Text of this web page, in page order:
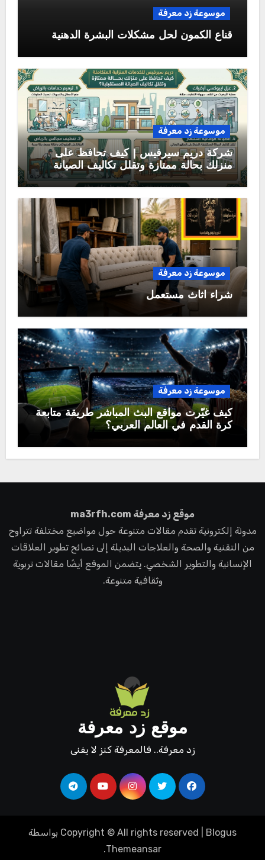
موسوعة زد معرفة
قناع الكمون لحل مشكلات البشرة الدهنية
موسوعة زد معرفة
شركة دريم سيرفيس | كيف تحافظ على
منزلك بحالة ممتازة وتقلل تكاليف الصيانة
المستقبلية؟
موسوعة زد معرفة
شراء اثاث مستعمل
موسوعة زد معرفة
كيف غيّرت مواقع البث المباشر طريقة متابعة
كرة القدم في العالم العربي؟
موقع زد معرفة ma3rfh.com
مدونة إلكترونية تقدم مقالات متنوعة حول مواضيع مختلفة تتراوح
من التقنية والصحة والعلاجات البديلة إلى نصائح تطوير العلاقات
الإنسانية والتطوير الشخصي. يتضمن الموقع أيضًا مقالات تربوية
وثقافية متنوعة.
موقع زد معرفة
زد معرفة.. فالمعرفة كنز لا يفنى
Copyright © All rights reserved Blogus
بواسطة
Themeansar
.